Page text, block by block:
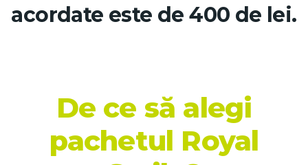
acordate este de 400 de lei.
De ce să alegi
pachetul Royal